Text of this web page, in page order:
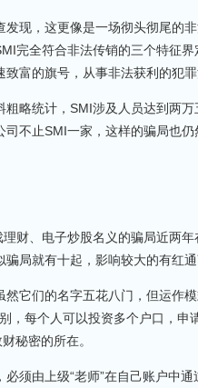
，这更像是一场彻头彻尾的非
完全符合非法传销的三个特征
富的旗号，从事非法获利的犯
略统计，SMI涉及人员达到两万
不止SMI一家，这样的骗局也
、电子炒股名义的骗局近两年
局就有十起，影响较大的有红
它们的名字五花八门，但运作
，每个人可以投资多个户口，申
秘密的所在。
由上级“老师”在自己账户中通